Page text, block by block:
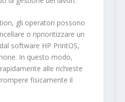
gli operatori possono
o riprioritizzare un
software HP PrintOS,
In questo modo,
alle richieste
fisicamente il